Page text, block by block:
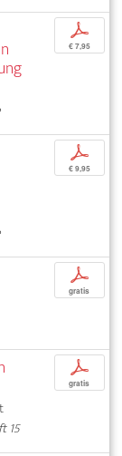
p
€ 7,95
p
€ 9,95
p
gratis
15
p
gratis